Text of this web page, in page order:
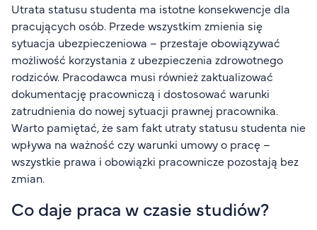
Utrata statusu studenta ma istotne konsekwencje dla
pracujących osób. Przede wszystkim zmienia się
sytuacja ubezpieczeniowa – przestaje obowiązywać
możliwość korzystania z ubezpieczenia zdrowotnego
rodziców. Pracodawca musi również zaktualizować
dokumentację pracowniczą i dostosować warunki
zatrudnienia do nowej sytuacji prawnej pracownika.
Warto pamiętać, że sam fakt utraty statusu studenta nie
wpływa na ważność czy warunki umowy o pracę –
wszystkie prawa i obowiązki pracownicze pozostają bez
zmian.
Co daje praca w czasie studiów?